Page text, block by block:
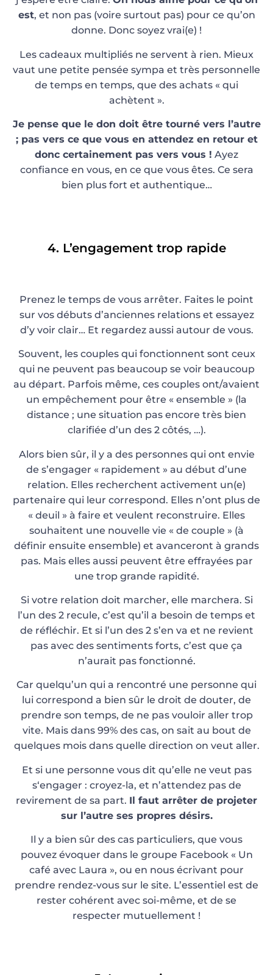
est, et non pas (voire surtout pas) pour ce qu’on
donne. Donc soyez vrai(e) !
Les cadeaux multipliés ne servent à rien. Mieux
vaut une petite pensée sympa et très personnelle
de temps en temps, que des achats « qui
achètent ».
Je pense que le don doit être tourné vers l’autre
; pas vers ce que vous en attendez en retour et
donc certainement pas vers vous ! Ayez
confiance en vous, en ce que vous êtes. Ce sera
bien plus fort et authentique…
4. L’engagement trop rapide
Prenez le temps de vous arrêter. Faites le point
sur vos débuts d’anciennes relations et essayez
d’y voir clair… Et regardez aussi autour de vous.
Souvent, les couples qui fonctionnent sont ceux
qui ne peuvent pas beaucoup se voir beaucoup
au départ. Parfois même, ces couples ont/avaient
un empêchement pour être « ensemble » (la
distance ; une situation pas encore très bien
clarifiée d’un des 2 côtés, …).
Alors bien sûr, il y a des personnes qui ont envie
de s’engager « rapidement » au début d’une
relation. Elles recherchent activement un(e)
partenaire qui leur correspond. Elles n’ont plus de
« deuil » à faire et veulent reconstruire. Elles
souhaitent une nouvelle vie « de couple » (à
définir ensuite ensemble) et avanceront à grands
pas. Mais elles aussi peuvent être effrayées par
une trop grande rapidité.
Si votre relation doit marcher, elle marchera. Si
l’un des 2 recule, c’est qu’il a besoin de temps et
de réfléchir. Et si l’un des 2 s’en va et ne revient
pas avec des sentiments forts, c’est que ça
n’aurait pas fonctionné.
Car quelqu’un qui a rencontré une personne qui
lui correspond a bien sûr le droit de douter, de
prendre son temps, de ne pas vouloir aller trop
vite. Mais dans 99% des cas, on sait au bout de
quelques mois dans quelle direction on veut aller.
Et si une personne vous dit qu’elle ne veut pas
s‘engager : croyez-la, et n’attendez pas de
revirement de sa part. Il faut arrêter de projeter
sur l’autre ses propres désirs.
Il y a bien sûr des cas particuliers, que vous
pouvez évoquer dans le groupe Facebook « Un
café avec Laura », ou en nous écrivant pour
prendre rendez-vous sur le site. L’essentiel est de
rester cohérent avec soi-même, et de se
respecter mutuellement !